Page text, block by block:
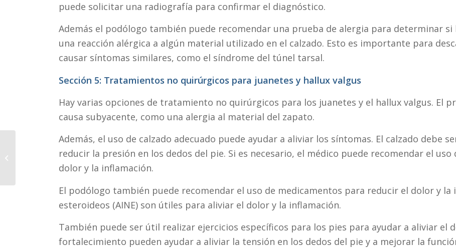
puede solicitar una radiografía para confirmar el diagnóstico.
Además el podólogo también puede recomendar una prueba de alergia para determinar
una reacción alérgica a algún material utilizado en el calzado. Esto es importante para
causar síntomas similares, como el síndrome del túnel tarsal.
Sección 5: Tratamientos no quirúrgicos para juanetes y hallux valgus
Hay varias opciones de tratamiento no quirúrgicos para los juanetes y el hallux valgus. El
causa subyacente, como una alergia al material del zapato.
Además, el uso de calzado adecuado puede ayudar a aliviar los síntomas. El calzado debe
reducir la presión en los dedos del pie. Si es necesario, el médico puede recomendar el
dolor y la inflamación.
El podólogo también puede recomendar el uso de medicamentos para reducir el dolor y
esteroideos (AINE) son útiles para aliviar el dolor y la inflamación.
También puede ser útil realizar ejercicios específicos para los pies para ayudar a aliviar el
fortalecimiento pueden ayudar a aliviar la tensión en los dedos del pie y a mejorar la
tratamiento y cirugía